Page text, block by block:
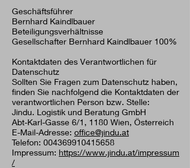
Geschäftsführer
Bernhard Kaindlbauer
Beteiligungsverhältnisse
Gesellschafter Bernhard Kaindlbauer 100%
Kontaktdaten des Verantwortlichen für
Datenschutz
Sollten Sie Fragen zum Datenschutz haben,
finden Sie nachfolgend die Kontaktdaten der
verantwortlichen Person bzw. Stelle:
Jindu. Logistik und Beratung GmbH
Abt-Karl-Gasse 6/1, 1180 Wien, Österreich
E-Mail-Adresse: office@jindu.at
Telefon: 004369910415658
Impressum: https://www.jindu.at/impressum
/